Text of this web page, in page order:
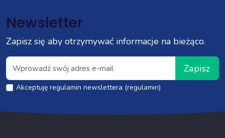
Newsletter
Zapisz się aby otrzymywać informacje na bieżąco.
Zapisz
Akceptuję regulamin newslettera (regulamin)